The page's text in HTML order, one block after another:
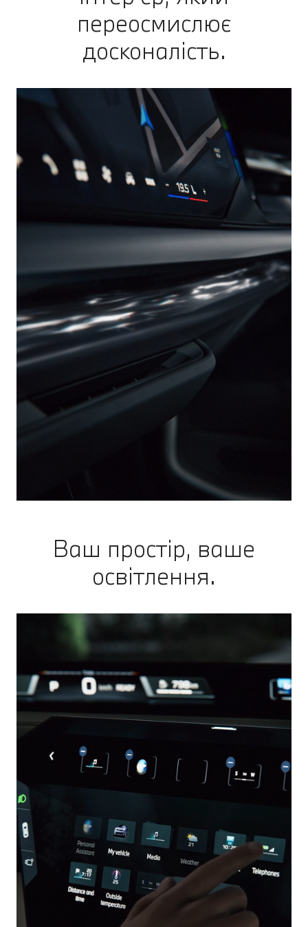
переосмислює
досконалість.
Ваш простір, ваше
освітлення.